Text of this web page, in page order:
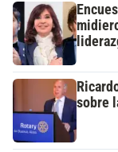
sobre